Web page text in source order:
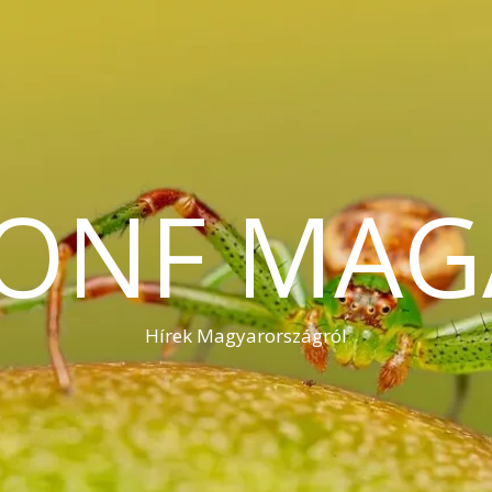
Hírek Magyarországról